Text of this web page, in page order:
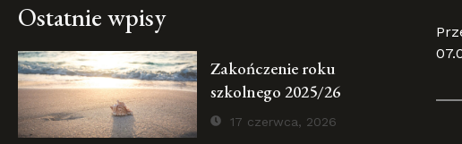
Ostatnie wpisy
Zakończenie roku
szkolnego 2025/26
17 czerwca, 2026